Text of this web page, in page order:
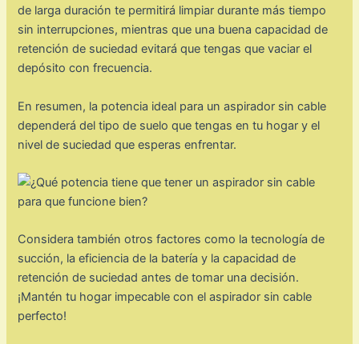
de larga duración te permitirá limpiar durante más tiempo
sin interrupciones, mientras que una buena capacidad de
retención de suciedad evitará que tengas que vaciar el
depósito con frecuencia.
En resumen, la potencia ideal para un aspirador sin cable
dependerá del tipo de suelo que tengas en tu hogar y el
nivel de suciedad que esperas enfrentar.
Considera también otros factores como la tecnología de
succión, la eficiencia de la batería y la capacidad de
retención de suciedad antes de tomar una decisión.
¡Mantén tu hogar impecable con el aspirador sin cable
perfecto!